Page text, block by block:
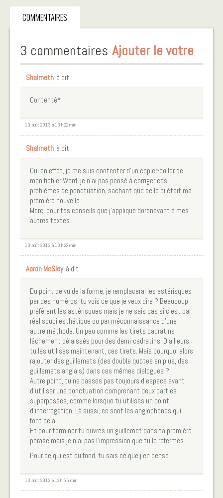
COMMENTAIRES
3 commentaires Ajouter le votre
Shalmeth à dit
Contenté*
13 août 2013 à 13 h 22 min
Shalmeth à dit
Oui en effet, je me suis contenter d’un copier-coller de
mon fichier Word, je n’ai pas pensé à corriger ces
problèmes de ponctuation, sachant que celle ci était ma
première nouvelle.
Merci pour tes conseils que j’applique dorénavant à mes
autres textes.
13 août 2013 à 13 h 22 min
Aaron McSley à dit
Du point de vu de la forme, je remplacerai les astérisques
par des numéros, tu vois ce que je veux dire ? Beaucoup
préfèrent les astérisques mais je ne sais pas si c’est par
réel souci esthétique ou par méconnaissance d’une
autre méthode. Un peu comme les tirets cadratins
lâchement délaissés pour des demi-cadratins. D’ailleurs,
tu les utilises maintenant, ces tirets. Mais pourquoi alors
rajouter des guillemets (des double quotes en plus, des
guillemets anglais) dans ces mêmes dialogues ?
Autre point, tu ne passes pas toujours d’espace avant
d’utiliser une ponctuation comprenant deux parties
superposées, comme lorsque tu utilises un point
d’interrogation. Là aussi, ce sont les anglophones qui
font cela.
Et pour terminer tu ouvres un guillemet dans ta première
phrase mais je n’ai pas l’impression que tu le refermes…
Pour ce qui est du fond, tu sais ce que j’en pense !
13 août 2013 à 12 h 55 min